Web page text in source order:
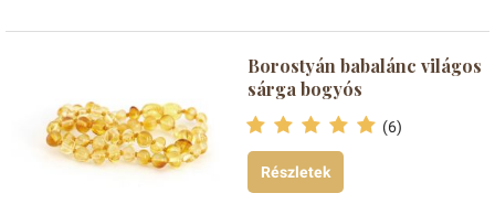
Borostyán babalánc világos
sárga bogyós
(6)
Részletek